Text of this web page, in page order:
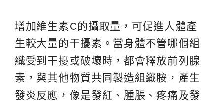
增加維生素C的攝取量，可促進人體產
生較大量的干擾素。當身體不管哪個組
織受到干擾或破壞時，都會釋放前列腺
素，與其他物質共同製造組織胺，產生
發炎反應，像是發紅、腫脹、疼痛及發